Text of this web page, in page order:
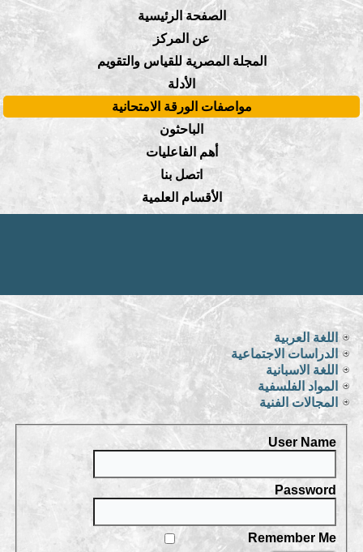
الصفحة الرئيسية
عن المركز
المجلة المصرية للقياس والتقويم
الأدلة
مواصفات الورقة الامتحانية
الباحثون
أهم الفاعليات
اتصل بنا
الأقسام العلمية
اللغة العربية
الدراسات الاجتماعية
اللغة الاسبانية
المواد الفلسفية
المجالات الفنية
User Name
Password
Remember Me